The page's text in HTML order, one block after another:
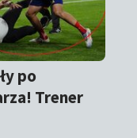
po
Trener